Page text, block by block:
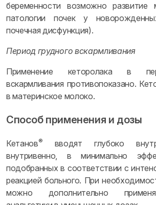
беременности возможно развитие
патологии почек у
почечная дисфункция).
Период грудного вскармливания
Применение кеторолака в
вскармливания противопоказано.
в материнское молоко.
Способ применения и дозы
Кетанов®
вводят глубоко
внутривенно, в минимально
подобранных в соответствии с
реакцией больного. При
можно дополнительно